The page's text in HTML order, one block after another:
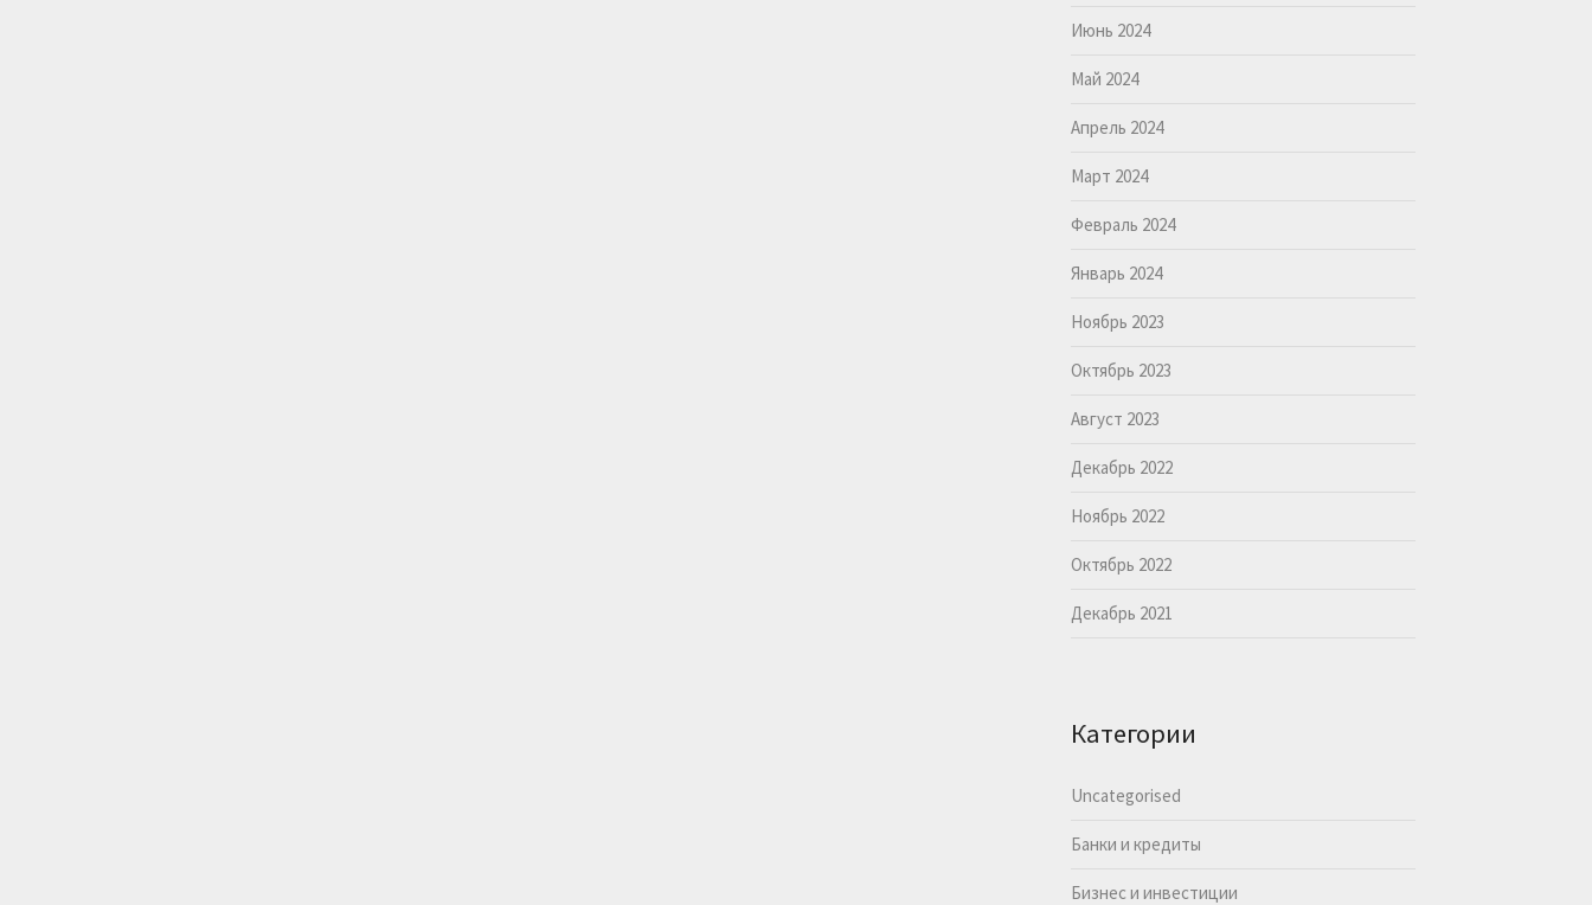
Июнь 2024
Май 2024
Апрель 2024
Март 2024
Февраль 2024
Январь 2024
Ноябрь 2023
Октябрь 2023
Август 2023
Декабрь 2022
Ноябрь 2022
Октябрь 2022
Декабрь 2021
Категории
Uncategorised
Банки и кредиты
Бизнес и инвестиции